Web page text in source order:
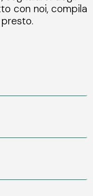
con noi, compila